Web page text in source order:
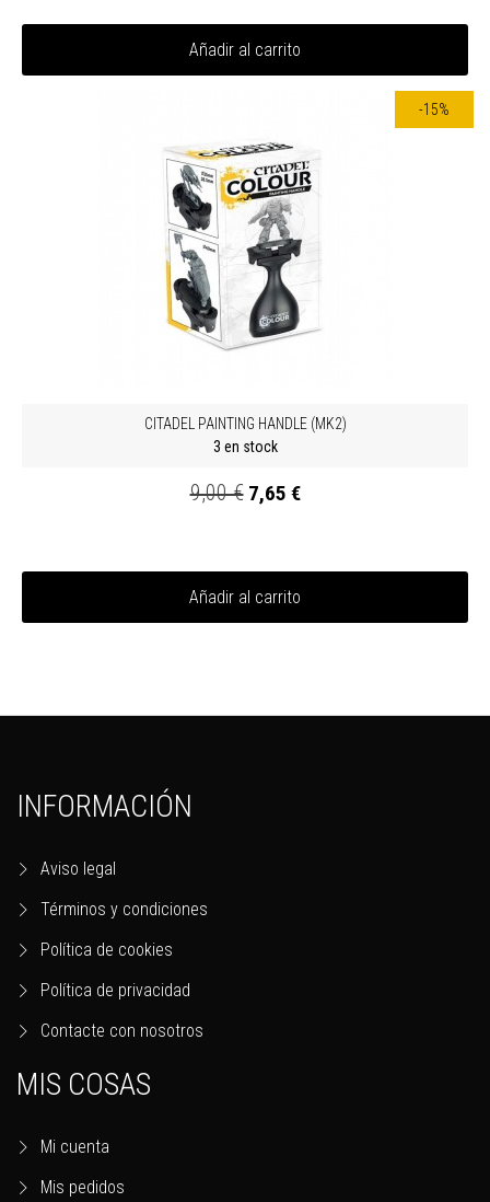
Añadir al carrito
-15%
CITADEL PAINTING HANDLE (MK2)
3 en stock
9,00 € 7,65 €
Añadir al carrito
INFORMACIÓN
Aviso legal
Términos y condiciones
Política de cookies
Política de privacidad
Contacte con nosotros
MIS COSAS
Mi cuenta
Mis pedidos